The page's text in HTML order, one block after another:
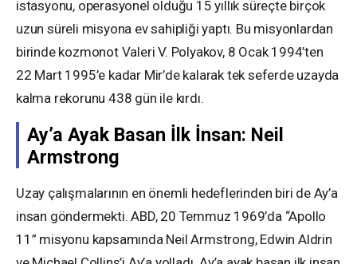
istasyonu, operasyonel olduğu 15 yıllık süreçte birçok
uzun süreli misyona ev sahipliği yaptı. Bu misyonlardan
birinde kozmonot Valeri V. Polyakov, 8 Ocak 1994’ten
22 Mart 1995’e kadar Mir’de kalarak tek seferde uzayda
kalma rekorunu 438 gün ile kırdı.
Ay’a Ayak Basan İlk İnsan: Neil
Armstrong
Uzay çalışmalarının en önemli hedeflerinden biri de Ay’a
insan göndermekti. ABD, 20 Temmuz 1969’da “Apollo
11” misyonu kapsamında Neil Armstrong, Edwin Aldrin